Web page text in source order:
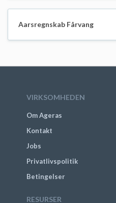
Aarsregnskab Fårvang
VIRKSOMHEDEN
Om Ageras
Kontakt
Jobs
Privatlivspolitik
Betingelser
RESURSER